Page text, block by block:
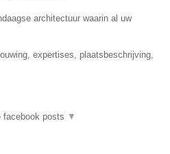
architectuur waarin al uw
expertises, plaatsbeschrijving,
facebook posts ▼